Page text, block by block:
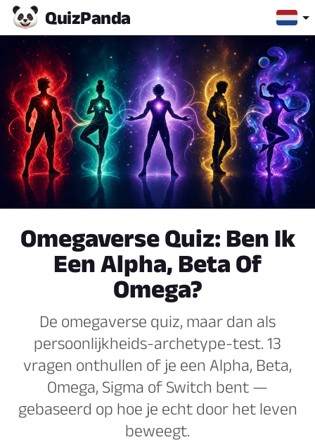
QuizPanda
Omegaverse Quiz: Ben Ik
Een Alpha, Beta Of
Omega?
De omegaverse quiz, maar dan als
persoonlijkheids-archetype-test. 13
vragen onthullen of je een Alpha, Beta,
Omega, Sigma of Switch bent —
gebaseerd op hoe je echt door het leven
beweegt.